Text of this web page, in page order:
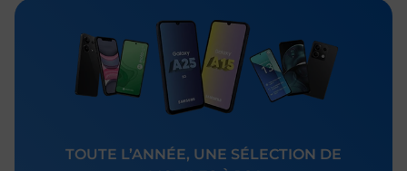
TOUTE L’ANNÉE, UNE SÉLECTION DE